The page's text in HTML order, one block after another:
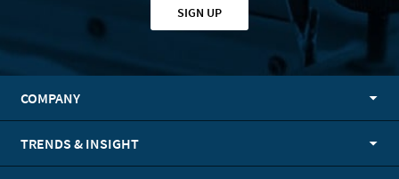
SIGN UP
COMPANY
TRENDS & INSIGHT